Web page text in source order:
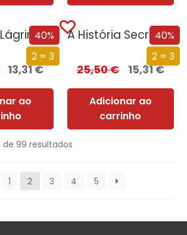
40%
2 = 3
13,31€
ao
40%
2 = 3
A História Secreta da Gestapo
25,50€ 15,31€
Adicionar ao
carrinho
de 99 resultados
1 2 3 4 5